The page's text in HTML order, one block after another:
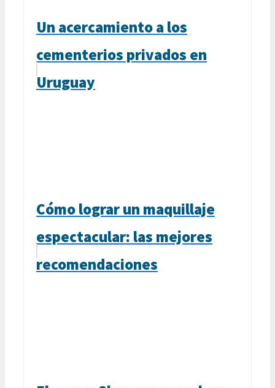
Un acercamiento a los
cementerios privados en
Uruguay
Cómo lograr un maquillaje
espectacular: las mejores
recomendaciones